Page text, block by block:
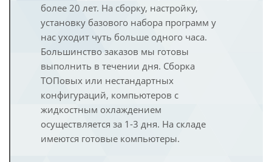
более 20 лет. На сборку, настройку,
установку базового набора программ у
нас уходит чуть больше одного часа.
Большинство заказов мы готовы
выполнить в течении дня. Сборка
ТОПовых или нестандартных
конфигураций, компьютеров с
жидкостным охлаждением
осуществляется за 1-3 дня. На складе
имеются готовые компьютеры.